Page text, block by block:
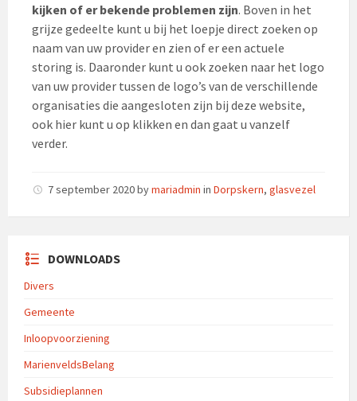
kijken of er bekende problemen zijn. Boven in het
grijze gedeelte kunt u bij het loepje direct zoeken op
naam van uw provider en zien of er een actuele
storing is. Daaronder kunt u ook zoeken naar het logo
van uw provider tussen de logo’s van de verschillende
organisaties die aangesloten zijn bij deze website,
ook hier kunt u op klikken en dan gaat u vanzelf
verder.
7 september 2020bymariadmin in Dorpskern, glasvezel
DOWNLOADS
Divers
Gemeente
Inloopvoorziening
MarienveldsBelang
Subsidieplannen